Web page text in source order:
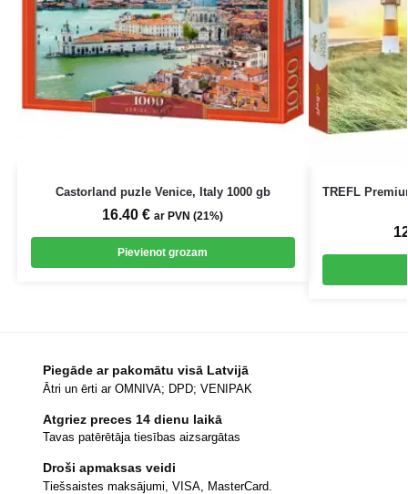
Castorland puzle Venice, Italy 1000 gb
16.40€ ar PVN (21%)
Pievienot grozam
TREFL
Piegāde ar pakomātu visā Latvijā
Ātri un ērti ar OMNIVA; DPD; VENIPAK
Atgriez preces 14 dienu laikā
Tavas patērētāja tiesības aizsargātas
Droši apmaksas veidi
Tiešsaistes maksājumi, VISA, MasterCard.